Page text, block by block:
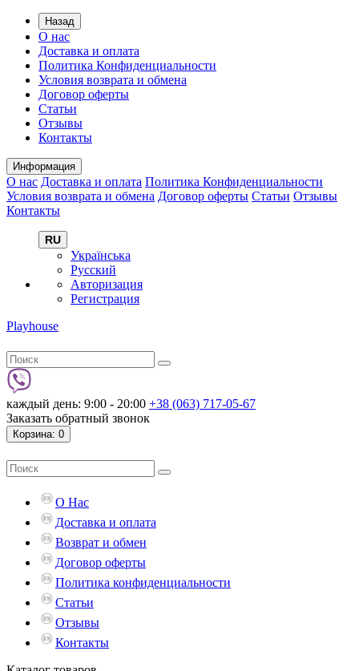
Назад
О нас
Доставка и оплата
Политика Конфиденциальности
Условия возврата и обмена
Договор оферты
Статьи
Отзывы
Контакты
Информация
О нас Доставка и оплата Политика Конфиденциальности
Условия возврата и обмена Договор оферты Статьи Отзывы
Контакты
RU
Українська
Русский
Авторизация
Регистрация
Playhouse
каждый день: 9:00 - 20:00 +38 (063) 717-05-67
Заказать обратный звонок
Корзина: 0
О Нас
Доставка и оплата
Возврат и обмен
Договор оферты
Политика конфиденциальности
Статьи
Отзывы
Контакты